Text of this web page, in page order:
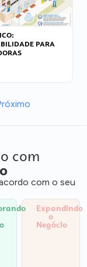
PARA
com
com o seu
Expandindo
o
Negócio